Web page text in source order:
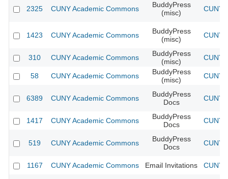
2325 CUNY Academic Commons
BuddyPress
(misc)
CUNY
1423 CUNY Academic Commons
BuddyPress
(misc)
CUNY
310 CUNY Academic Commons
BuddyPress
(misc)
CUNY
58 CUNY Academic Commons
BuddyPress
(misc)
CUNY
6389 CUNY Academic Commons
BuddyPress
Docs
CUNY
1417 CUNY Academic Commons
BuddyPress
Docs
CUNY
519 CUNY Academic Commons
BuddyPress
Docs
CUNY
1167 CUNY Academic Commons Email Invitations CUNY